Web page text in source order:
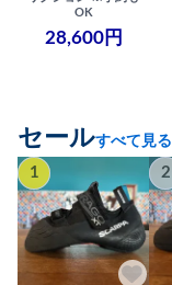
OK
28,600円
セールすべて見る
1 2